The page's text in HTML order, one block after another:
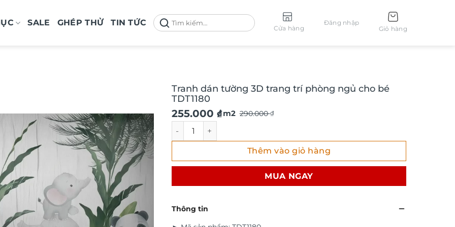
SALE GHÉP THỬ TIN TỨC
Tìm
kiếm:
Cửa hàng
Đăng nhập
Giỏ hàng
Tranh dán tường 3D trang trí phòng ngủ cho bé
TDT1180
290.000₫
Giá
gốc
là:
290.000 ₫.
255.000 ₫
Giá
hiện
tại
là:
/ m2
Tranh dán tường 3D trang trí phòng ngủ cho bé TDT1180 số lượng
Thêm vào giỏ hàng
MUA NGAY
Thông tin